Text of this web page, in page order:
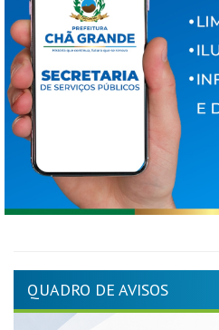
QUADRO DE AVISOS